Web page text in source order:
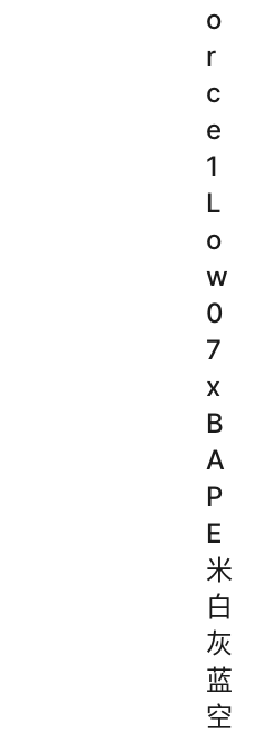
o
r
c
e
1
L
o
w
0
7
x
B
A
P
E
米
白
灰
蓝
空